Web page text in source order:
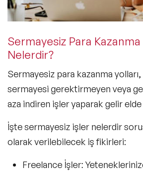
Sermayesiz Para Kazanma
Nelerdir?
Sermayesiz para kazanma
sermayesi gerektirmeyen veya
aza indiren işler yaparak gelir
İşte sermayesiz işler nelerdir
olarak verilebilecek iş fikirleri:
Freelance İşler: